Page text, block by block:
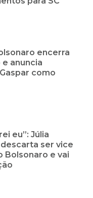
encerra
anuncia
como
eu”: Júlia
ser vice
Bolsonaro e vai